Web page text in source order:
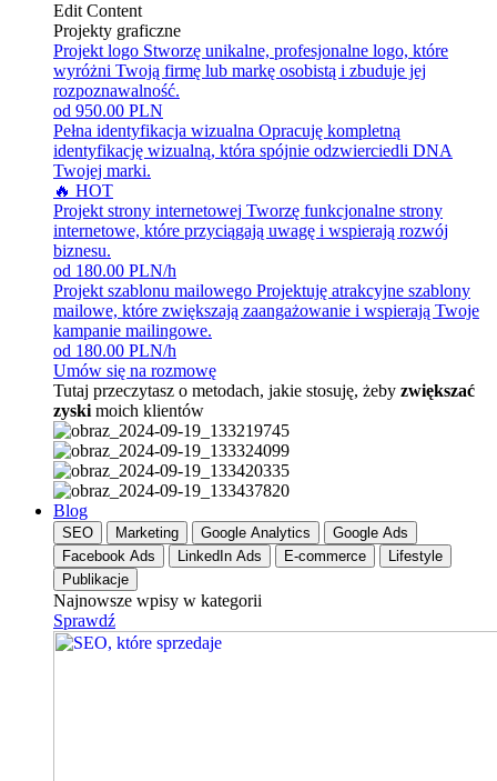
Edit Content
Projekty graficzne
Projekt logo Stworzę unikalne, profesjonalne logo, które
wyróżni Twoją firmę lub markę osobistą i zbuduje jej
rozpoznawalność.
od 950.00 PLN
Pełna identyfikacja wizualna Opracuję kompletną
identyfikację wizualną, która spójnie odzwierciedli DNA
Twojej marki.
🔥 HOT
Projekt strony internetowej Tworzę funkcjonalne strony
internetowe, które przyciągają uwagę i wspierają rozwój
biznesu.
od 180.00 PLN/h
Projekt szablonu mailowego Projektuję atrakcyjne szablony
mailowe, które zwiększają zaangażowanie i wspierają Twoje
kampanie mailingowe.
od 180.00 PLN/h
Umów się na rozmowę
Tutaj przeczytasz o metodach, jakie stosuję, żeby zwiększać
zyski moich klientów
Blog
SEO Marketing Google Analytics
Google Ads
Facebook Ads
LinkedIn Ads E-commerce
Lifestyle
Publikacje
Najnowsze wpisy w kategorii
Sprawdź